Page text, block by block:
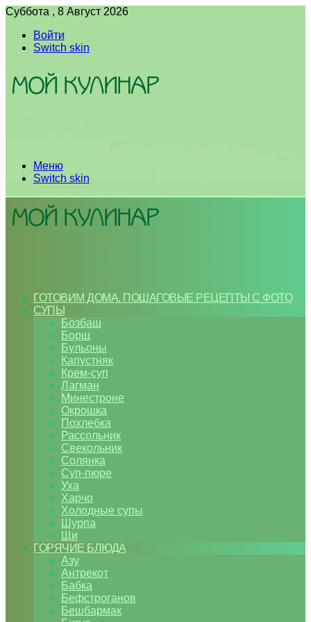
Суббота , 8 Август 2026
Войти
Switch skin
Меню
Switch skin
ГОТОВИМ ДОМА. ПОШАГОВЫЕ РЕЦЕПТЫ С ФОТО
СУПЫ
Бозбаш
Борщ
Бульоны
Капустняк
Крем-суп
Лагман
Минестроне
Окрошка
Похлебка
Рассольник
Свекольник
Солянка
Суп-пюре
Уха
Харчо
Холодные супы
Шурпа
Щи
ГОРЯЧИЕ БЛЮДА
Азу
Антрекот
Бабка
Бефстроганов
Бешбармак